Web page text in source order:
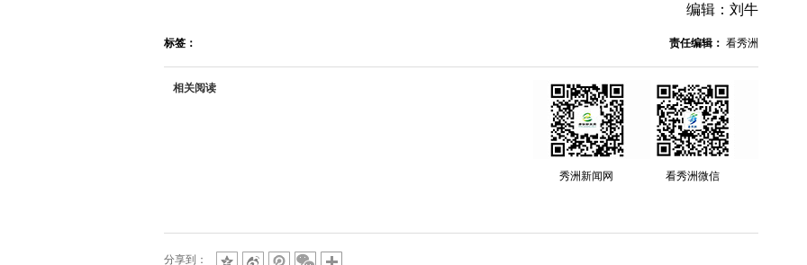
编辑：刘牛
标签： 责任编辑： 看秀洲
秀洲新闻网 看秀洲微信
相关阅读
分享到：